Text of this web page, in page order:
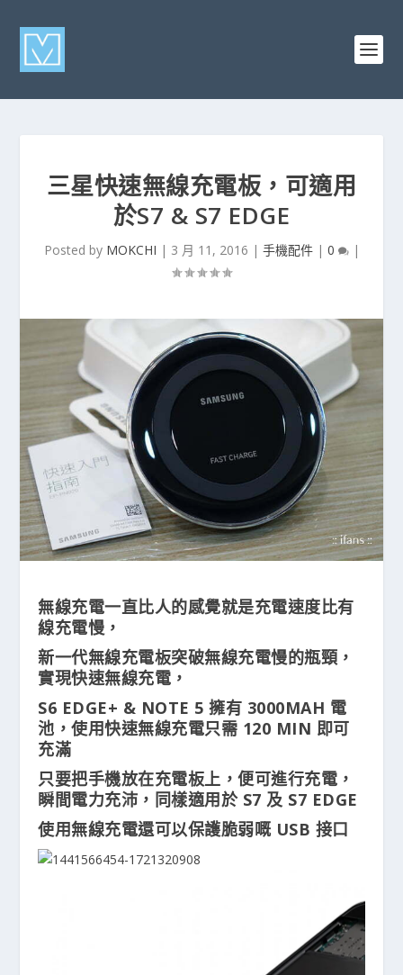
三星快速無線充電板，可適用
於S7 & S7 EDGE
Posted by MOKCHI | 3 月 11, 2016 | 手機配件| 0 |
無線充電一直比人的感覺就是充電速度比有
線充電慢，
新一代無線充電板突破無線充電慢的瓶頸，
實現快速無線充電，
S6 EDGE+ & NOTE 5 擁有 3000MAH 電
池，使用快速無線充電只需 120 MIN 即可
充滿
只要把手機放在充電板上，便可進行充電，
瞬間電力充沛，同樣適用於 S7 及 S7 EDGE
使用無線充電還可以保護脆弱嘅 USB 接口